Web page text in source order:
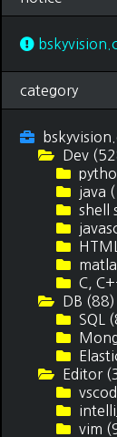
category
Dev
java
shell
C,
DB (88)
SQL
Editor
vim